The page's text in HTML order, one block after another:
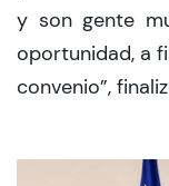
y son gente
oportunidad, a
convenio”,